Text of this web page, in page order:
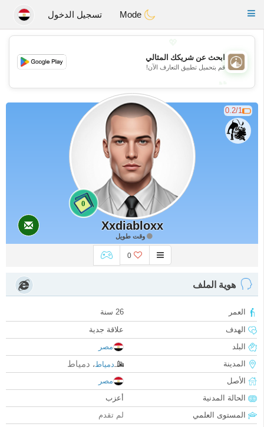
Bahebik
Toggle
تسجيل الدخول
💖
💕
ابحث عن شريكك المثالي
قم بتحميل تطبيق التعارف الآن!
0.2/1
0
Xxdiabloxx
وقت طويل
0
هوية الملف
العمر
26 سنة
الهدف
علاقة جدية
البلد
مصر
المدينة
دمياط، دمياط
الأصل
مصر
الحالة المدنية
أعزب
المستوى العلمي
لم تقدم